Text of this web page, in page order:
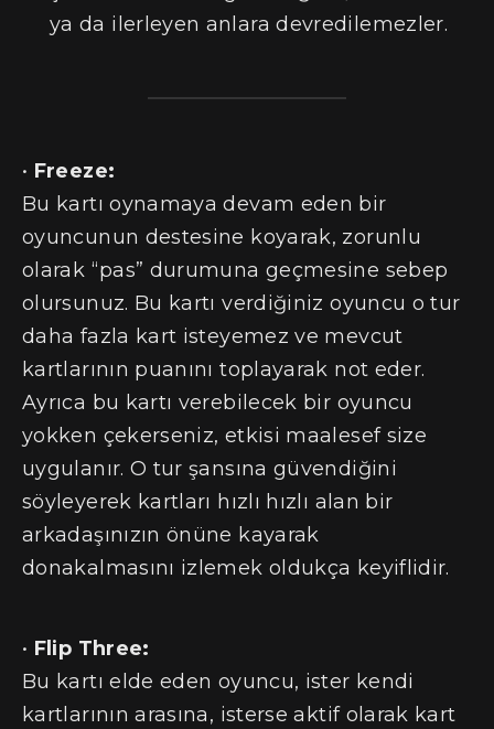
ya da ilerleyen anlara devredilemezler.
• Freeze:
Bu kartı oynamaya devam eden bir
oyuncunun destesine koyarak, zorunlu
olarak “pas” durumuna geçmesine sebep
olursunuz. Bu kartı verdiğiniz oyuncu o tur
daha fazla kart isteyemez ve mevcut
kartlarının puanını toplayarak not eder.
Ayrıca bu kartı verebilecek bir oyuncu
yokken çekerseniz, etkisi maalesef size
uygulanır. O tur şansına güvendiğini
söyleyerek kartları hızlı hızlı alan bir
arkadaşınızın önüne kayarak
donakalmasını izlemek oldukça keyiflidir.
• Flip Three:
Bu kartı elde eden oyuncu, ister kendi
kartlarının arasına, isterse aktif olarak kart